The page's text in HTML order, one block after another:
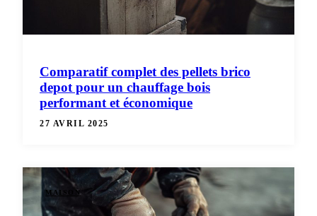
Comparatif complet des pellets brico
depot pour un chauffage bois
performant et économique
27 AVRIL 2025
MAISON